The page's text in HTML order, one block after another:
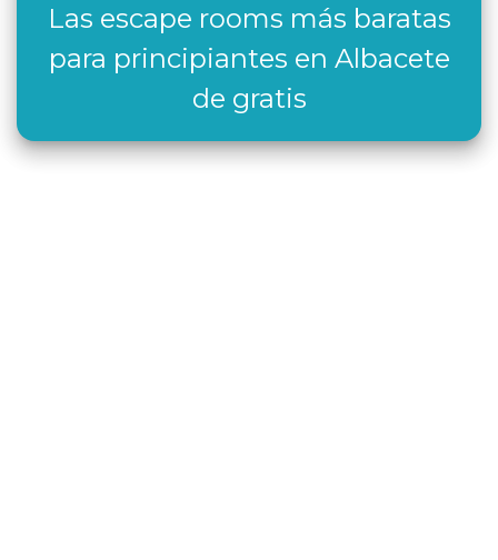
Las escape rooms más baratas
para principiantes en Albacete
de gratis